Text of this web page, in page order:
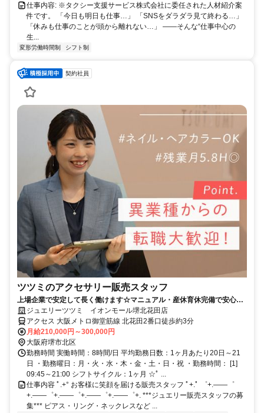
仕事内容: ※タクシー支援サービス株式会社に委任された人材紹介案
件です。 「今日も明日も仕事…」 「SNSをダラダラ見て終わる…」
「休みも仕事のことが頭から離れない…」 ――そんな“仕事中心の
生...
変形労働時間制 シフト制
契約社員
ツツミのアクセサリー販売スタッフ
上場企業で安定して長く働けます☆マニュアル・産休育休完備で安心☆
年休119日☆残業月5h◎
ジュエリーツツミ イオンモール堺北花田店
アクセス 大阪メトロ御堂筋線 北花田2番口徒歩約3分
月給210,000円～300,000円
大阪府堺市北区
勤務時間 実働時間：8時間/日 平均勤務日数：1ヶ月あたり20日～21
日 ・勤務曜日：月・火・水・木・金・土・日・祝 ・勤務時間： [1]
09:45～21:00 シフトサイクル：1ヶ月 ☆ﾟ ...
仕事内容 ﾟ.+° お客様に笑顔を届ける販売スタッフ ﾟ+.ﾟ ゜+.――゜
+.――゜+.――゜+.――゜+.――゜+. ***ジュエリー販売スタッフの募
集*** ピアス・リング・ネックレスなど ...